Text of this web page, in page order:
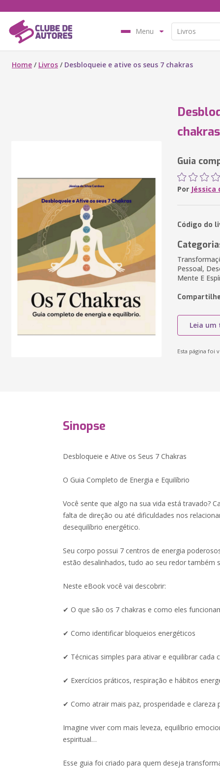
Menu
Home / Livros / Desbloqueie e ative os seus 7 chakras
chakras
Guia
Por Jéssica
Código do
Pessoal,
Mente E
Leia um
Esta página foi
Sinopse
Desbloqueie e Ative os Seus 7 Chakras
O Guia Completo de Energia e Equilíbrio
Você sente que algo na sua vida está travado?
falta de direção ou até dificuldades nos
desequilíbrio energético.
Seu corpo possui 7 centros de energia
estão desalinhados, tudo ao seu redor também
Neste eBook você vai descobrir:
✔ O que são os 7 chakras e como eles
✔ Como identificar bloqueios energéticos
✔ Técnicas simples para ativar e equilibrar cada
✔ Exercícios práticos, respiração e hábitos
✔ Como atrair mais paz, prosperidade e clareza
Imagine viver com mais leveza, equilíbrio
espiritual…
Esse guia foi criado para quem deseja